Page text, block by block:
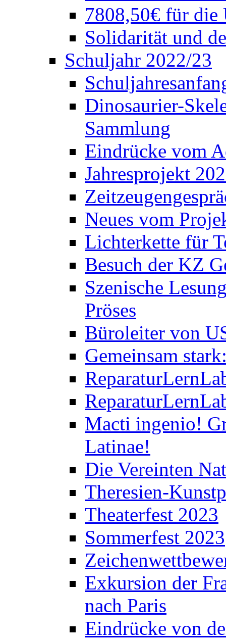
7808,50€ für die
Solidarität und
Schuljahr 2022/23
Dinosaurier-
Sammlung
Eindrücke vom
Jahresprojekt
Neues vom
Lichterkette für
Besuch der KZ
Szenische
Pröses
Büroleiter von
Gemeinsam
Macti ingenio!
Latinae!
Die Vereinten
Theresien-
Theaterfest 2023
Sommerfest 2023
Exkursion der
nach Paris
Eindrücke von